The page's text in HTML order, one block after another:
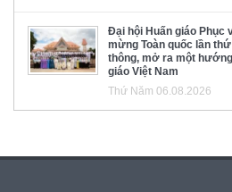
Đại hội Huấn giáo Phục
mừng Toàn quốc lần
thông, mở ra một
giáo Việt Nam
Thứ Năm 06.08.2026